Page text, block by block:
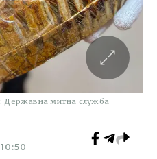
Державна митна служба